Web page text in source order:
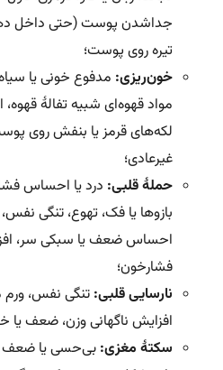
جداشدن پوست (حتی داخل
تیره روی پوست؛
خون‌ریزی: مدفوع خونی یا
مواد قهوه‌ای شبیه تفالۀ قهوه،
لکه‌های قرمز یا بنفش روی
غیرعادی؛
حملۀ قلبی: درد یا احساس
بازوها یا فک، تهوع، تنگی
احساس ضعف یا سبکی سر،
فشارخون؛
نارسایی قلبی: تنگی نفس، ورم
افزایش ناگهانی وزن، ضعف یا
سکتۀ مغزی: بی‌حسی یا ضعف